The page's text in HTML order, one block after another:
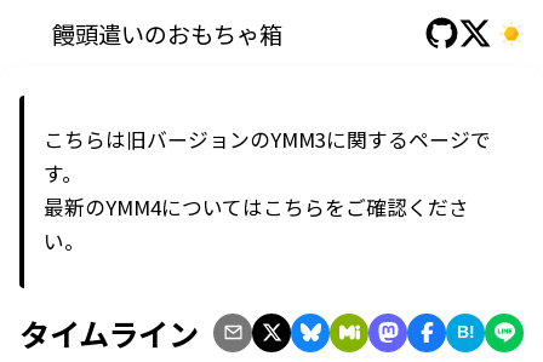
饅頭遣いのおもちゃ箱
こちらは旧バージョンのYMM3に関するページで
す。
最新のYMM4についてはこちらをご確認くださ
い。
タイムライン B!